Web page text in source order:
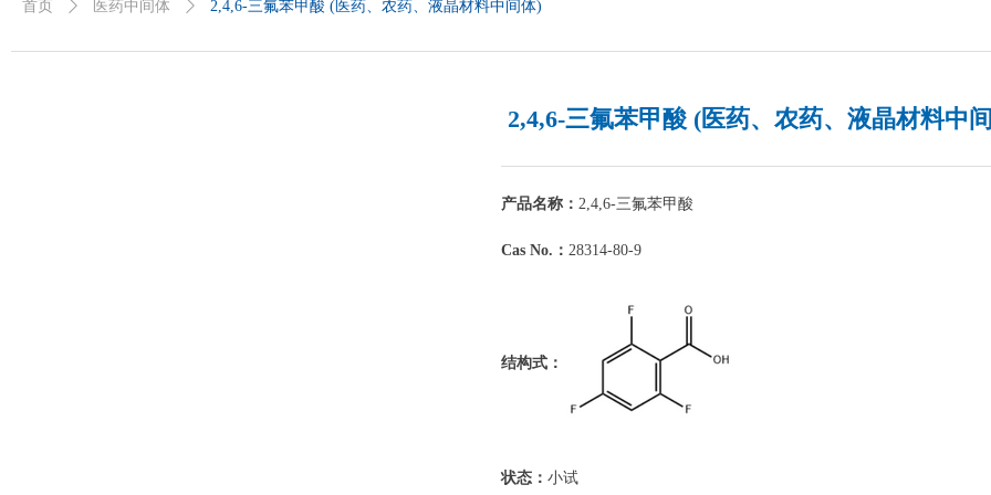
首页 ꄲ 医药中间体 ꄲ 2,4,6-三氟苯甲酸 (医药、农药、液晶材料中间体)
2,4,6-三氟苯甲酸 (医药、农药、液晶材料中
产品名称： 2,4,6-三氟苯甲酸
Cas No.： 28314-80-9
结构式：
状态： 小试